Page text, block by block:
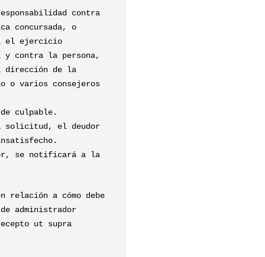
contra
concursada, o
el ejercicio
y contra la persona,
dirección de la
o varios consejeros
culpable.
solicitud, el deudor
se notificará a la
relación a cómo debe
administrador
ut supra